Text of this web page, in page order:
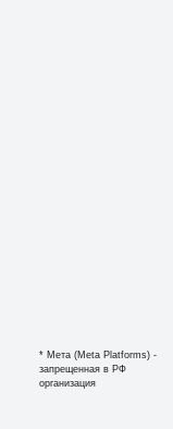
* Мета (Meta Platforms) -
запрещенная в РФ
организация